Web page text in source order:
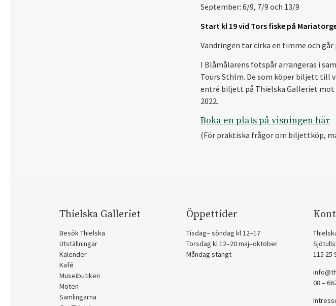
September: 6/9, 7/9 och 13/9
Start kl 19 vid Tors fiske på
Vandringen tar cirka en timme och
I Blåmålarens fotspår arrangeras i
Tours Sthlm. De som köper biljett till
entré biljett på Thielska Galleriet mot
2022.
Boka en plats på visningen här
(För praktiska frågor om biljettköp,
Thielska Galleriet
Besök Thielska
Utställningar
Kalender
Kafé
Museibutiken
Möten
Samlingarna
Öppettider
Tisdag– söndag kl 12–17
Torsdag kl 12–20 maj–oktober
Måndag stängt
115 25
08 –